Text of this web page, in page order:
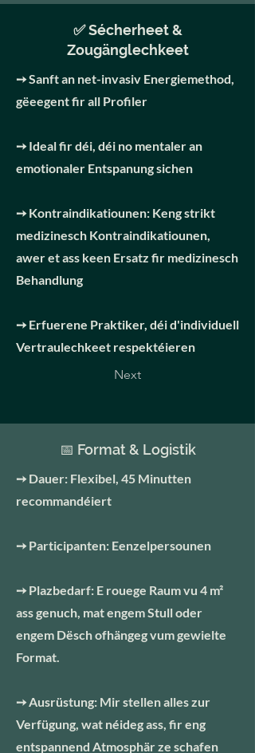
✅ Sécherheet &
Zougänglechkeet
➙ Sanft an net-invasiv Energiemethod,
gëeegent fir all Profiler
➙ Ideal fir déi, déi no mentaler an
emotionaler Entspanung sichen
➙ Kontraindikatiounen: Keng strikt
medizinesch Kontraindikatiounen,
awer et ass keen Ersatz fir medizinesch
Behandlung
➙ Erfuerene Praktiker, déi d'individuell
Vertraulechkeet respektéieren
Next
📅 Format & Logistik
➙ Dauer: Flexibel, 45 Minutten
recommandéiert
➙ Participanten: Eenzelpersounen
➙ Plazbedarf: E rouege Raum vu 4 m²
ass genuch, mat engem Stull oder
engem Dësch ofhängeg vum gewielte
Format.
➙ Ausrüstung: Mir stellen alles zur
Verfügung, wat néideg ass, fir eng
entspannend Atmosphär ze schafen